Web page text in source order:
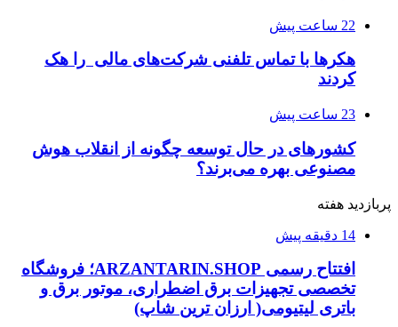
22 ساعت پیش
هکرها با تماس تلفنی شرکت‌های مالی را هک
کردند
23 ساعت پیش
کشورهای در حال توسعه چگونه از انقلاب هوش
مصنوعی بهره می‌برند؟
پربازدید هفته
14 دقیقه پیش
افتتاح رسمی ARZANTARIN.SHOP؛ فروشگاه
تخصصی تجهیزات برق اضطراری، موتور برق و
باتری لیتیومی( ارزان ترین شاپ)